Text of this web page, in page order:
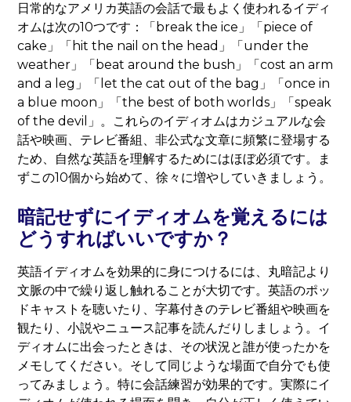
日常的なアメリカ英語の会話で最もよく使われるイディ
オムは次の10つです：「break the ice」「piece of
cake」「hit the nail on the head」「under the
weather」「beat around the bush」「cost an arm
and a leg」「let the cat out of the bag」「once in
a blue moon」「the best of both worlds」「speak
of the devil」。これらのイディオムはカジュアルな会
話や映画、テレビ番組、非公式な文章に頻繁に登場する
ため、自然な英語を理解するためにはほぼ必須です。ま
ずこの10個から始めて、徐々に増やしていきましょう。
暗記せずにイディオムを覚えるには
どうすればいいですか？
英語イディオムを効果的に身につけるには、丸暗記より
文脈の中で繰り返し触れることが大切です。英語のポッ
ドキャストを聴いたり、字幕付きのテレビ番組や映画を
観たり、小説やニュース記事を読んだりしましょう。イ
ディオムに出会ったときは、その状況と誰が使ったかを
メモしてください。そして同じような場面で自分でも使
ってみましょう。特に会話練習が効果的です。実際にイ